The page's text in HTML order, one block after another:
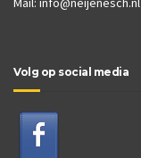
Volg op social media